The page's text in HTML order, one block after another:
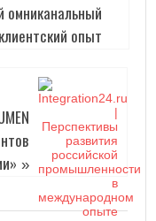
омниканальный
клиентский опыт
»